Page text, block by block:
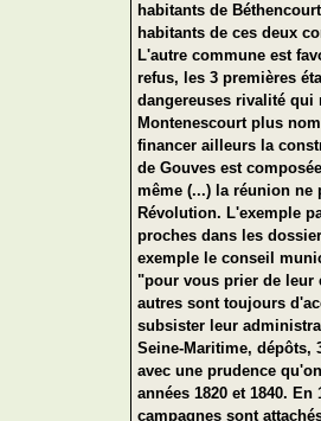
habitants de
habitants de ces deux
L'autre commune est
refus, les 3 premières
dangereuses rivalité qui
Montenescourt plus
financer ailleurs la
de Gouves est
même (...) la réunion
Révolution. L'exemple
proches dans les
exemple le conseil
"pour vous prier de leur
autres sont toujours
subsister leur
Seine-Maritime, dépôts,
avec une prudence
années 1820 et 1840.
campagnes sont